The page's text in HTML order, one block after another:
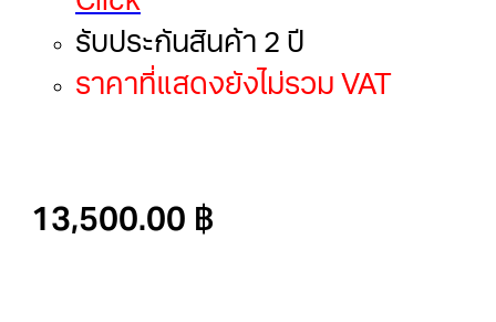
รับประกันสินค้า 2 ปี
ราคาที่แสดงยังไม่รวม VAT
13,500.00 ฿